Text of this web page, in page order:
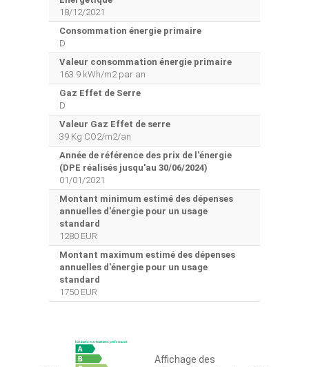
18/12/2021
Consommation énergie primaire
D
Valeur consommation énergie primaire
163.9 kWh/m2 par an
Gaz Effet de Serre
D
Valeur Gaz Effet de serre
39 Kg CO2/m2/an
Année de référence des prix de l'énergie
(DPE réalisés jusqu'au 30/06/2024)
01/01/2021
Montant minimum estimé des dépenses
annuelles d'énergie pour un usage
standard
1280 EUR
Montant maximum estimé des dépenses
annuelles d'énergie pour un usage
standard
1750 EUR
Affichage des